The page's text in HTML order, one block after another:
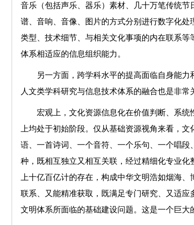
音乐（包括声乐、器乐）素材、几十万笔传统
谱、音响、音像、图片的方式分别进行数字化
类型、技术细节、与相关文化事项的内在联系
体系相适应的信息组织能力。
另一方面，跨学科水平的提高面临自身能
人文类学科研究与信息技术体系的融合也是
宏观上，文化资源信息化在价值判断、系
上均处于初始阶段。仅从基础资源视角来看，
语、一首诗词、一个音符、一个乐句、一个唱
种，既相互独立又相互关联，经过精细化专业
上十亿百亿计的存在，构成中华文明浩如烟海
联系、又能精准获取，既满足专门研究、又适
文明体系所面临的基础建设问题。这是一个